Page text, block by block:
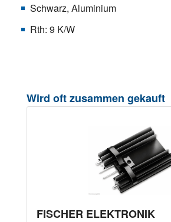
Schwarz, Aluminium
Rth: 9 K/W
Produktgalerie überspringen
Wird oft zusammen gekauft
FISCHER ELEKTRONIK